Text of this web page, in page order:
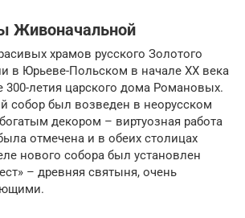
Живоначальной
храмов русского Золотого
в Юрьеве-Польском в начале XX века
300-летия царского дома Романовых.
собор был возведен в неорусском
декором – виртуозная работа
отмечена и в обеих столицах
нового собора был установлен
– древняя святыня, очень